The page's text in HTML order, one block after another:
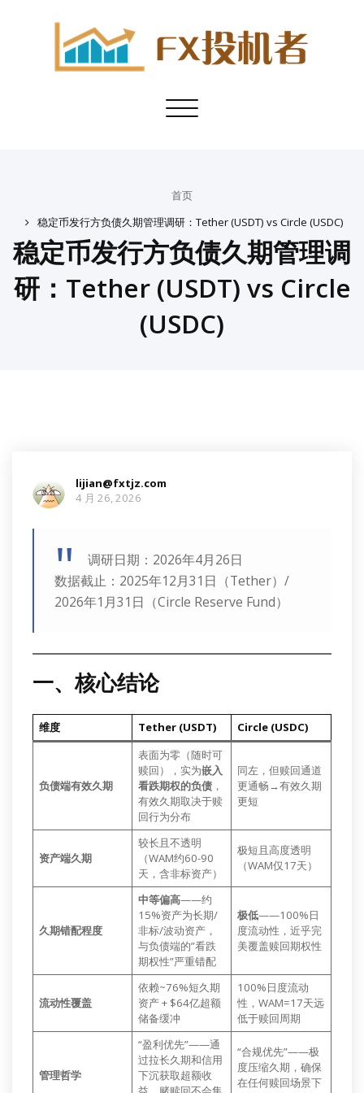
Toggle
首页
稳定币发行方负债久期管理调研：Tether (USDT) vs Circle (USDC)
稳定币发行方负债久期管理调
研：Tether (USDT) vs Circle
(USDC)
lijian@fxtjz.com
4 月 26, 2026
调研日期：2026年4月26日
数据截止：2025年12月31日（Tether）/
2026年1月31日（Circle Reserve Fund）
一、核心结论
维度 Tether (USDT) Circle (USDC)
负债端有效久期
表面为零（随时可
赎回），实为嵌入
看跌期权的负债，
有效久期取决于赎
回行为分布
同左，但赎回通道
更通畅→有效久期
更短
资产端久期
较长且不透明
（WAM约60-90
天，含非标资产）
极短且高度透明
（WAM仅17天）
久期错配程度
中等偏高——约
15%资产为长期/
非标/波动资产，
与负债端的”看跌
期权性”严重错配
极低——100%日
度流动性，近乎完
美覆盖赎回期权性
流动性覆盖
依赖~76%短久期
资产 + $64亿超额
储备缓冲
100%日度流动
性，WAM=17天远
低于赎回周期
管理哲学
“盈利优先”——通
过拉长久期和信用
下沉获取超额收
“合规优先”——极
度压缩久期，确保
在任何赎回场景下